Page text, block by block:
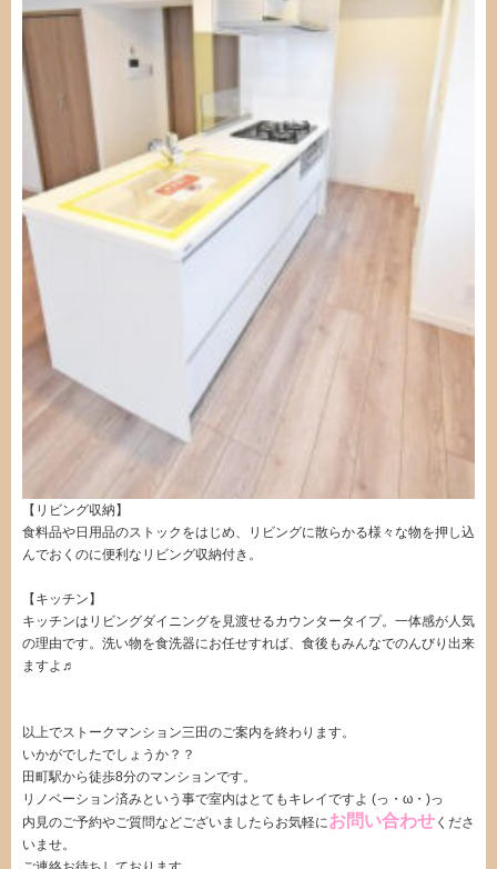
【リビング収納】
食料品や日用品のストックをはじめ、リビングに散らかる様々な物を押し込
んでおくのに便利なリビング収納付き。
【キッチン】
キッチンはリビングダイニングを見渡せるカウンタータイプ。一体感が人気
の理由です。洗い物を食洗器にお任せすれば、食後もみんなでのんびり出来
ますよ♬
以上でストークマンション三田のご案内を終わります。
いかがでしたでしょうか？？
田町駅から徒歩8分のマンションです。
リノベーション済みという事で室内はとてもキレイですよ (っ・ω・)っ
内見のご予約やご質問などございましたらお気軽にお問い合わせ くださ
いませ。